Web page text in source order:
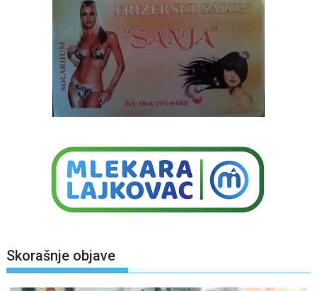
Skorašnje objave